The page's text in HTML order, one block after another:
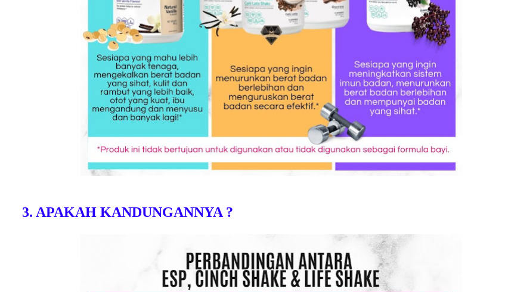
3. APAKAH KANDUNGANNYA ?